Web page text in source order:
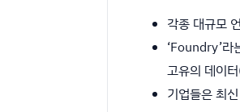
각종 대규모
‘Foundry’
고유의 데이
기업들은 최